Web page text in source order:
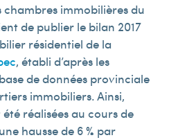
chambres immobilières du
de publier le bilan 2017
résidentiel de la
, établi d’après les
de données provinciale
immobiliers. Ainsi,
réalisées au cours de
hausse de 6 % par